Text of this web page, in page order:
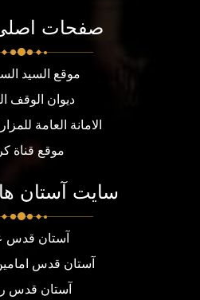
صفحات
موقع السيد
ديوان الوقف
الامانة العامة
موقع قناة
سایت آستان
آستان قدس
آستان قدس
آستان قدس